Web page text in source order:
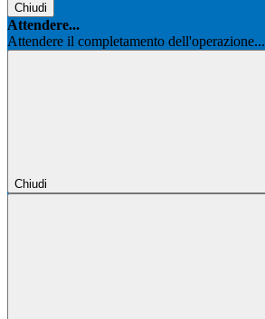
Chiudi
Attendere...
Attendere il completamento dell'operazione...
Chiudi